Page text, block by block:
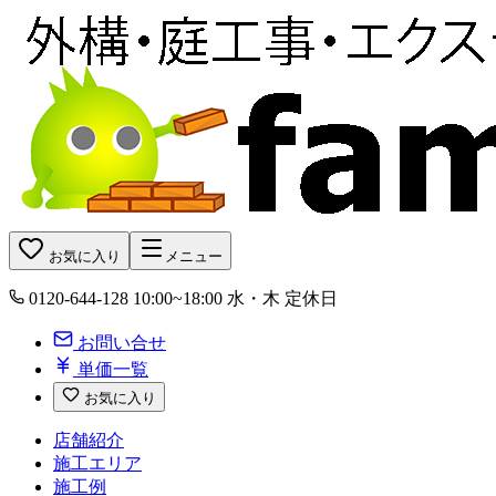
お気に入り メニュー
0120-644-128 10:00~18:00 水・木 定休日
お問い合せ
単価一覧
お気に入り
店舗紹介
施工エリア
施工例